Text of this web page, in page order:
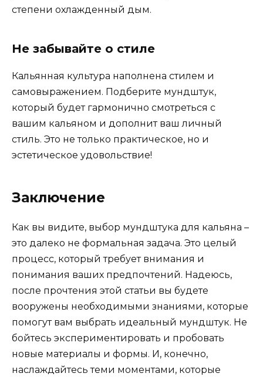
степени охлажденный дым.
Не забывайте о стиле
Кальянная культура наполнена стилем и
самовыражением. Подберите мундштук,
который будет гармонично смотреться с
вашим кальяном и дополнит ваш личный
стиль. Это не только практическое, но и
эстетическое удовольствие!
Заключение
Как вы видите, выбор мундштука для кальяна –
это далеко не формальная задача. Это целый
процесс, который требует внимания и
понимания ваших предпочтений. Надеюсь,
после прочтения этой статьи вы будете
вооружены необходимыми знаниями, которые
помогут вам выбрать идеальный мундштук. Не
бойтесь экспериментировать и пробовать
новые материалы и формы. И, конечно,
наслаждайтесь теми моментами, которые